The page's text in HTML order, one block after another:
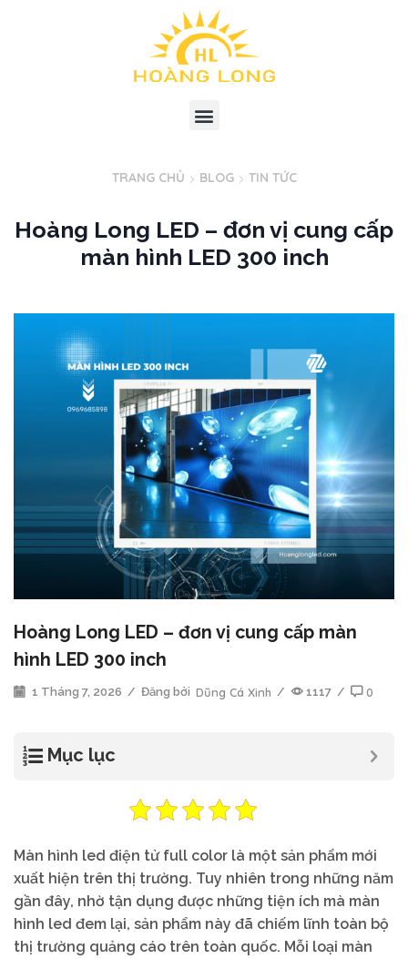
TRANG CHỦ BLOG TIN TỨC
Hoàng Long LED – đơn vị cung cấp
màn hình LED 300 inch
Hoàng Long LED – đơn vị cung cấp màn
hình LED 300 inch
1 Tháng 7, 2026 / Đăng bởi Dũng Cá Xinh / 1117 / 0
Mục lục
Màn hình led điện tử full color là một sản phẩm mới
xuất hiện trên thị trường. Tuy nhiên trong những năm
gần đây, nhờ tận dụng được những tiện ích mà màn
hình led đem lại, sản phẩm này đã chiếm lĩnh toàn bộ
thị trường quảng cáo trên toàn quốc. Mỗi loại màn